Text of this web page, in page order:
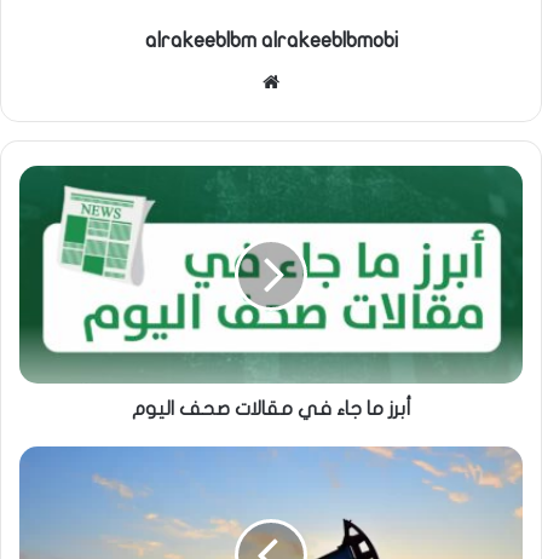
alrakeeblbm alrakeeblbmobi
أبرز ما جاء في مقالات صحف اليوم